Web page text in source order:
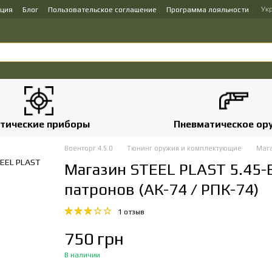
Блог Пользовательское соглашение Программа лояльности
приборы Пневматическое
Военторг 4.5.0 Тюнинг оружия и комплектующие
Магазин STEEL PLAST
патронов (АК-74 / РПК-74)
1 отзыв
750 грн
В наличии